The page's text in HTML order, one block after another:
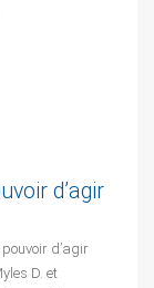
d’agir
d’agir
D. et